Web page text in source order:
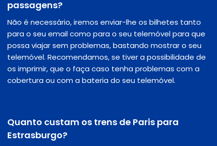
passagens?
Não é necessário, iremos enviar-lhe os bilhetes tanto
para o seu email como para o seu telemóvel para que
possa viajar sem problemas, bastando mostrar o seu
telemóvel. Recomendamos, se tiver a possibilidade de
os imprimir, que o faça caso tenha problemas com a
cobertura ou com a bateria do seu telemóvel.
Quanto custam os trens de Paris para
Estrasburgo?